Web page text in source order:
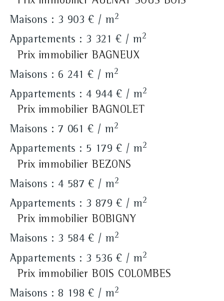
Maisons : 3 903 € / m2
Appartements : 3 321 € / m2
Prix immobilier BAGNEUX
Maisons : 6 241 € / m2
Appartements : 4 944 € / m2
Prix immobilier BAGNOLET
Maisons : 7 061 € / m2
Appartements : 5 179 € / m2
Prix immobilier BEZONS
Maisons : 4 587 € / m2
Appartements : 3 879 € / m2
Prix immobilier BOBIGNY
Maisons : 3 584 € / m2
Appartements : 3 536 € / m2
Prix immobilier BOIS COLOMBES
Maisons : 8 198 € / m2